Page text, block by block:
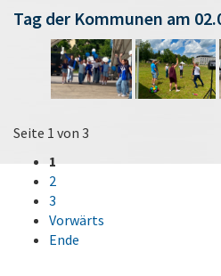
Tag der Kommunen am
Seite 1 von 3
1
2
3
Vorwärts
Ende